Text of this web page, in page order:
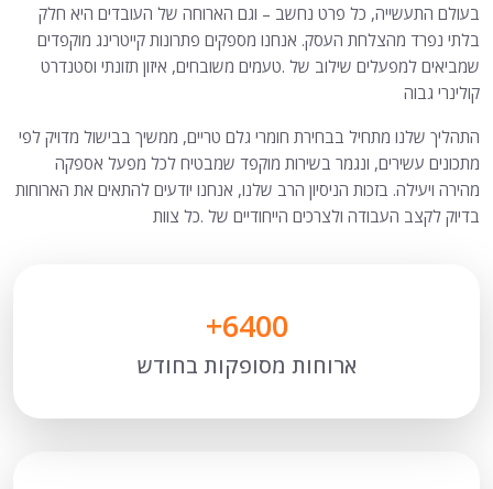
בעולם התעשייה, כל פרט נחשב – וגם הארוחה של העובדים היא חלק
בלתי נפרד מהצלחת העסק. אנחנו מספקים פתרונות קייטרינג מוקפדים
שמביאים למפעלים שילוב של .טעמים משובחים, איזון תזונתי וסטנדרט
קולינרי גבוה
התהליך שלנו מתחיל בבחירת חומרי גלם טריים, ממשיך בבישול מדויק לפי
מתכונים עשירים, ונגמר בשירות מוקפד שמבטיח לכל מפעל אספקה
מהירה ויעילה. בזכות הניסיון הרב שלנו, אנחנו יודעים להתאים את הארוחות
בדיוק לקצב העבודה ולצרכים הייחודיים של .כל צוות
7333
+
ארוחות מסופקות בחודש